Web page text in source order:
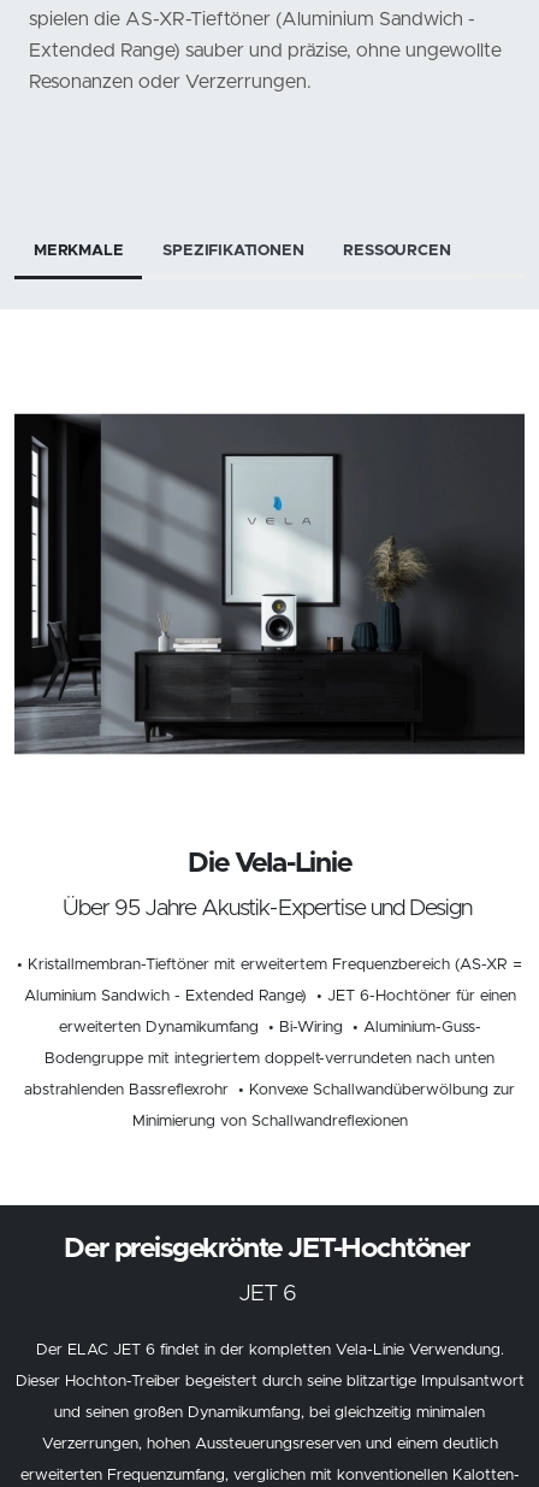
spielen die AS-XR-Tieftöner (Aluminium Sandwich -
Extended Range) sauber und präzise, ohne ungewollte
Resonanzen oder Verzerrungen.
MERKMALE SPEZIFIKATIONEN RESSOURCEN
Die Vela-Linie
Über 95 Jahre Akustik-Expertise und Design
• Kristallmembran-Tieftöner mit erweitertem Frequenzbereich (AS-XR =
Aluminium Sandwich - Extended Range) • JET 6-Hochtöner für einen
erweiterten Dynamikumfang • Bi-Wiring • Aluminium-Guss-
Bodengruppe mit integriertem doppelt-verrundeten nach unten
abstrahlenden Bassreflexrohr • Konvexe Schallwandüberwölbung zur
Minimierung von Schallwandreflexionen
Der preisgekrönte JET-Hochtöner
JET 6
Der ELAC JET 6 findet in der kompletten Vela-Linie Verwendung.
Dieser Hochton-Treiber begeistert durch seine blitzartige Impulsantwort
und seinen großen Dynamikumfang, bei gleichzeitig minimalen
Verzerrungen, hohen Aussteuerungsreserven und einem deutlich
erweiterten Frequenzumfang, verglichen mit konventionellen Kalotten-